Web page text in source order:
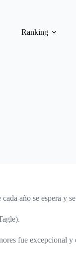
Ranking
año se espera y
fue excepcional